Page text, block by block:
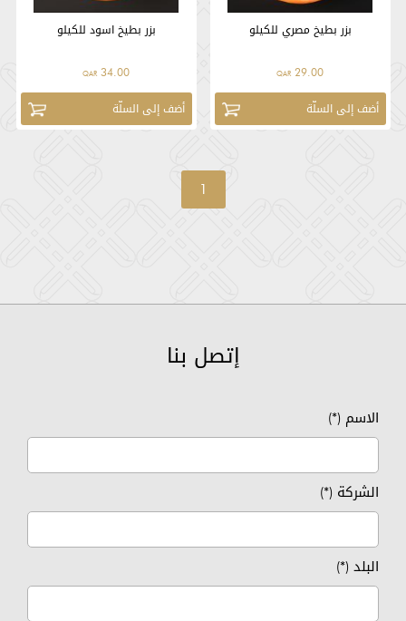
بزر بطيخ مصري للكيلو
29.00
QAR
أضف إلى السلّة
بزر بطيخ اسود للكيلو
34.00
QAR
أضف إلى السلّة
1
إتصل بنا
الاسم (*)
الشركة (*)
البلد (*)